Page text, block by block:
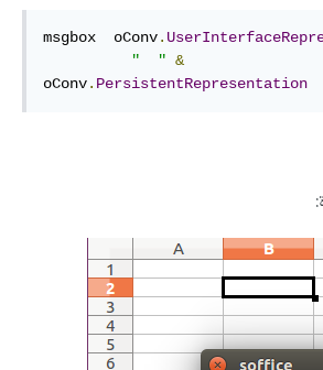
msgbox  oConv.
"  " &
oConv. PersistentRepresentation